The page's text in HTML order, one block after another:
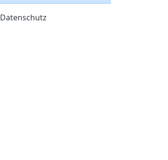
Datenschutz